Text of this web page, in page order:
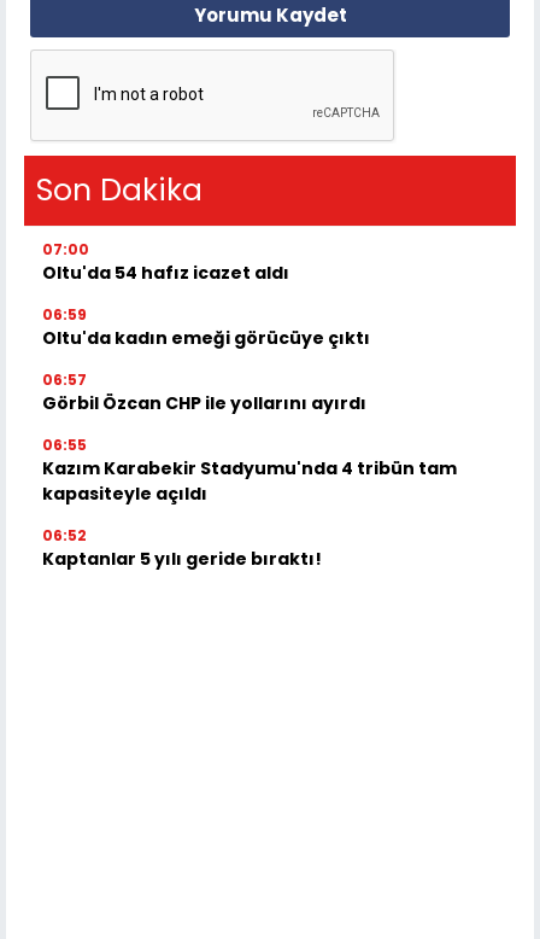
Yorumu Kaydet
Son Dakika
07:00
Oltu'da 54 hafız icazet aldı
06:59
Oltu'da kadın emeği görücüye çıktı
06:57
Görbil Özcan CHP ile yollarını ayırdı
06:55
Kazım Karabekir Stadyumu'nda 4 tribün tam
kapasiteyle açıldı
06:52
Kaptanlar 5 yılı geride bıraktı!